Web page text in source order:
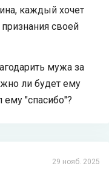
каждый хочет
своей
мужа за
ли будет ему
ему "спасибо"?
29 нояб. 2025